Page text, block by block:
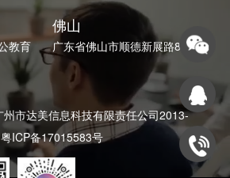
教育
佛山
广东省佛山市顺德新展路82号
市达美信息科技有限责任公司2013-
粤ICP备17015583号